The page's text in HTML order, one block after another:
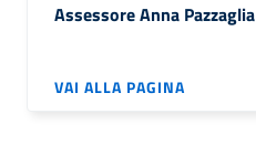
Assessore Anna Pazzaglia
VAI ALLA PAGINA